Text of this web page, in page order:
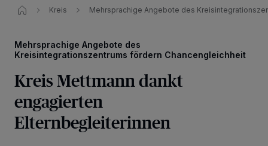
Kreis Mehrsprachige Angebote des
Mehrsprachige Angebote des
Kreisintegrationszentrums fördern Chancengleichheit
Kreis Mettmann dankt
engagierten
Elternbegleiterinnen
Wir und unsere 218-Partner speichern und greifen auf
personenbezogene Daten wie Browserdaten oder eindeutige
Kennungen auf Ihrem Gerät zu. Durch Auswahl von OK aktivieren Sie
Tracking-Technologien für die unter „Wir und unsere Partner
verarbeiten Daten, um Ihnen Dienste bereitzustellen“ aufgeführten